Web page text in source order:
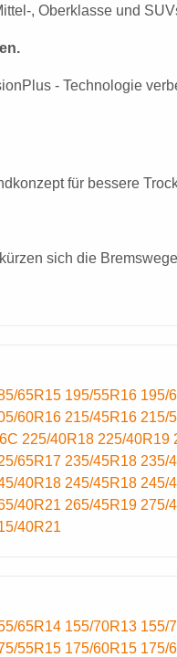
, Oberklasse und
- Technologie
für bessere
sich die
65R15 195/55R16 195/
60R16 215/45R16 215/
225/40R18 225/40R19
65R17 235/45R18 235/
40R18 245/45R18 245/
40R21 265/45R19 275/
40R21
65R14 155/70R13 155/
55R15 175/60R15 175/